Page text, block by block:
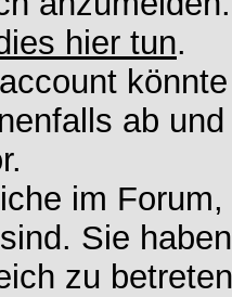
hier tun.
ab
im
Sie
zu